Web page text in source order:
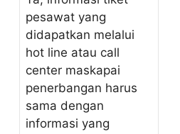
pesawat yang
didapatkan melalui
hot line atau call
center maskapai
penerbangan harus
sama dengan
informasi yang